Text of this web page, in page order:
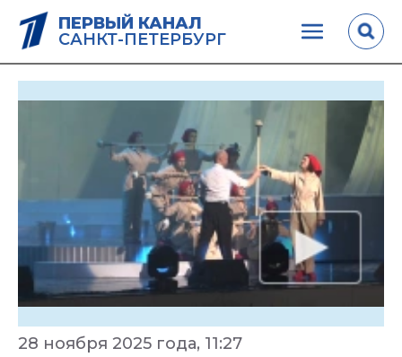
ПЕРВЫЙ КАНАЛ
САНКТ-ПЕТЕРБУРГ
28 ноября 2025 года, 11:27